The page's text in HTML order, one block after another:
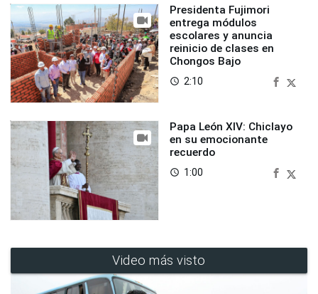
Presidenta Fujimori
entrega módulos
escolares y anuncia
reinicio de clases en
Chongos Bajo
access_time 2:10
Papa León XIV: Chiclayo
en su emocionante
recuerdo
access_time 1:00
Video más visto